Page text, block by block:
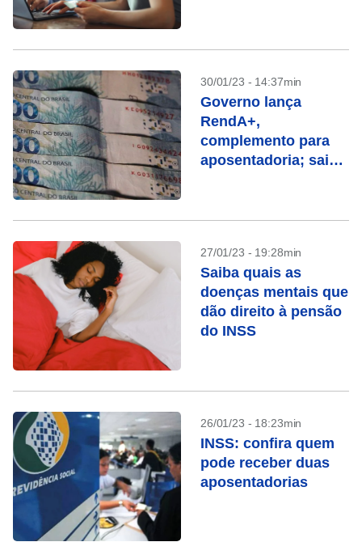
30/01/23 - 14:37min
Governo lança
RendA+,
complemento para
aposentadoria; saiba
27/01/23 - 19:28min
Saiba quais as
doenças mentais que
dão direito à pensão
do INSS
26/01/23 - 18:23min
INSS: confira quem
pode receber duas
aposentadorias